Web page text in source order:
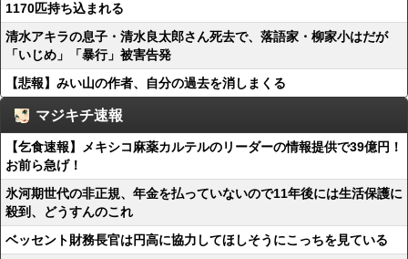
1170匹持ち込まれる
清水アキラの息子・清水良太郎さん死去で、落語家・柳家小はだが
「いじめ」「暴行」被害告発
【悲報】みい山の作者、自分の過去を消しまくる
マジキチ速報
【乞食速報】メキシコ麻薬カルテルのリーダーの情報提供で39億円！
お前ら急げ！
氷河期世代の非正規、年金を払っていないので11年後には生活保護に
殺到、どうすんのこれ
ベッセント財務長官は円高に協力してほしそうにこっちを見ている